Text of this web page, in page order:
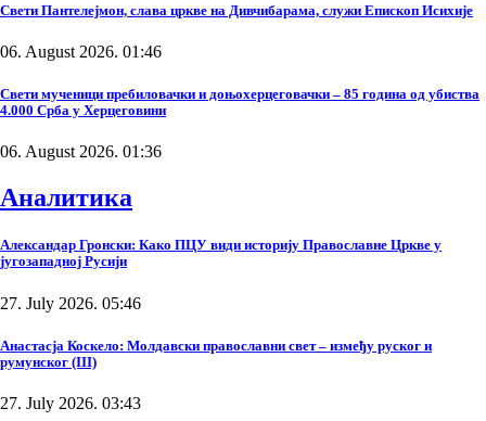
Свети Пантелејмон, слава цркве на Дивчибарама, служи Епископ Исихије
06. August 2026. 01:46
Свети мученици пребиловачки и доњохерцеговачки – 85 година од убиства
4.000 Срба у Херцеговини
06. August 2026. 01:36
Аналитика
Александар Гронски: Како ПЦУ види историју Православне Цркве у
југозападној Русији
27. July 2026. 05:46
Анастасја Коскело: Молдавски православни свет – између руског и
румунског (III)
27. July 2026. 03:43